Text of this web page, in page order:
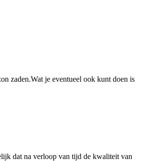
zaden.Wat je eventueel ook kunt doen is
dat na verloop van tijd de kwaliteit van